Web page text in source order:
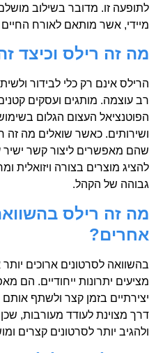
לתופעה זו. מדובר בשילוב
מיידי, אשר מותאם לאורח
מה זה רילס וכיצד
הרילס אינם רק כלי לבידור
רב עוצמה. מותגים ועסקים
הפוטנציאל העצום הגלום
ושירותים. כאשר שואלים מה זה
שהם מאפשרים ליצור קשר ישיר
להציג מוצרים בצורה ויזואלית
גבוהה של הקהל.
מה זה רילס
אחרים?
בהשוואה לסרטונים ארוכים
מציעים יתרונות ייחודיים. הם
יצירתיים בזמן קצר ולשתף
דרך מצוינת לעודד מעורבות,
ולהגיב יותר לסרטונים קצרים